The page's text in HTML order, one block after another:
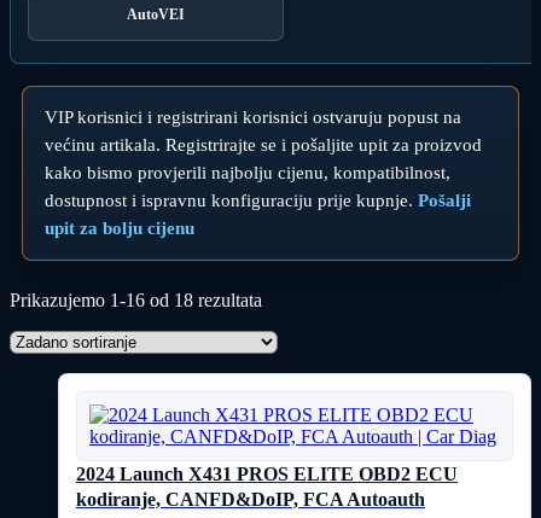
AutoVEI
VIP korisnici i registrirani korisnici ostvaruju popust na
većinu artikala. Registrirajte se i pošaljite upit za proizvod
kako bismo provjerili najbolju cijenu, kompatibilnost,
dostupnost i ispravnu konfiguraciju prije kupnje. Pošalji
upit za bolju cijenu
Prikazujemo 1-16 od 18 rezultata
2024 Launch X431 PROS ELITE OBD2 ECU
kodiranje, CANFD&DoIP, FCA Autoauth